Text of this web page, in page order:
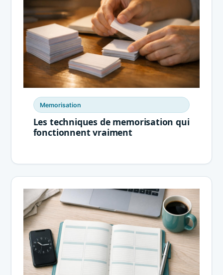
Memorisation
Les techniques de memorisation qui
fonctionnent vraiment